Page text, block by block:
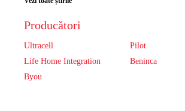
Producători
Ultracell
Pilot
Life Home Integration
Beninca
Byou